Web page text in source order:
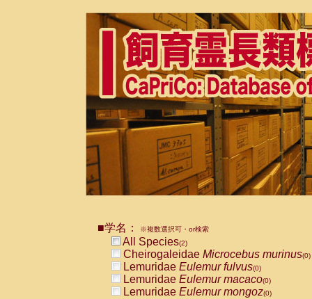
■学名： ※複数選択可・or検索
All Species(2)
Cheirogaleidae Microcebus murinus(0)
Lemuridae Eulemur fulvus(0)
Lemuridae Eulemur macaco(0)
Lemuridae Eulemur mongoz(0)